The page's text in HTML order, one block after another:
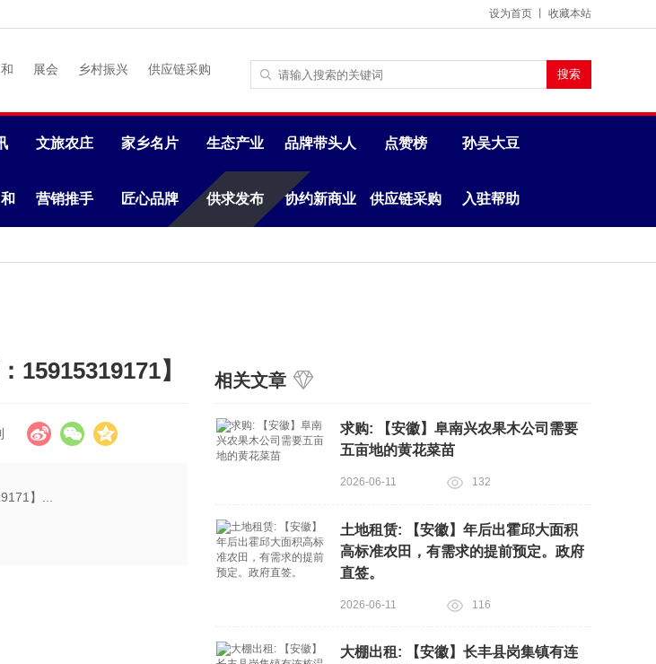
设为首页 收藏本站
展会 乡村振兴 供应链采购
文旅农庄 家乡名片 生态产业 品牌带头人 点赞榜 孙吴大豆
营销推手 匠心品牌 供求发布 协约新商业 供应链采购 入驻帮助
15915319171】
】...
相关文章
求购: 【安徽】阜南兴农果木公司需要
五亩地的黄花菜苗
2026-06-11 132
土地租赁: 【安徽】年后出霍邱大面积
高标准农田，有需求的提前预定。政府
直签。
2026-06-11 116
大棚出租: 【安徽】长丰县岗集镇有连